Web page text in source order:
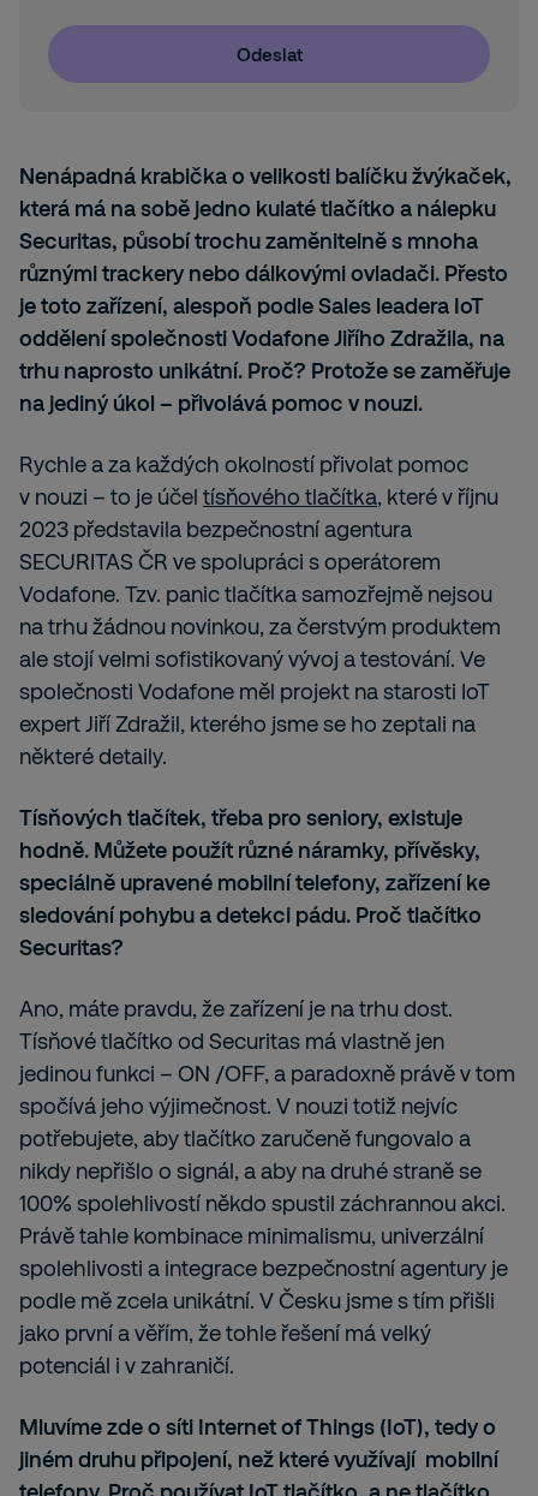
Nenápadná krabička o velikosti balíčku žvýkaček,
která má na sobě jedno kulaté tlačítko a nálepku
Securitas, působí trochu zaměnitelně s mnoha
různými trackery nebo dálkovými ovladači. Přesto
je toto zařízení, alespoň podle Sales leadera IoT
oddělení společnosti Vodafone Jiřího Zdražila, na
trhu naprosto unikátní. Proč? Protože se zaměřuje
na jediný úkol – přivolává pomoc v nouzi.
Rychle a za každých okolností přivolat pomoc
v nouzi – to je účel tísňového tlačítka, které v říjnu
2023 představila bezpečnostní agentura
SECURITAS ČR ve spolupráci s operátorem
Vodafone. Tzv. panic tlačítka samozřejmě nejsou
na trhu žádnou novinkou, za čerstvým produktem
ale stojí velmi sofistikovaný vývoj a testování. Ve
společnosti Vodafone měl projekt na starosti IoT
expert Jiří Zdražil, kterého jsme se ho zeptali na
některé detaily.
Tísňových tlačítek, třeba pro seniory, existuje
hodně. Můžete použít různé náramky, přívěsky,
speciálně upravené mobilní telefony, zařízení ke
sledování pohybu a detekci pádu. Proč tlačítko
Securitas?
Ano, máte pravdu, že zařízení je na trhu dost.
Tísňové tlačítko od Securitas má vlastně jen
jedinou funkci – ON /OFF, a paradoxně právě v tom
spočívá jeho výjimečnost. V nouzi totiž nejvíc
potřebujete, aby tlačítko zaručeně fungovalo a
nikdy nepřišlo o signál, a aby na druhé straně se
100% spolehlivostí někdo spustil záchrannou akci.
Právě tahle kombinace minimalismu, univerzální
spolehlivosti a integrace bezpečnostní agentury je
podle mě zcela unikátní. V Česku jsme s tím přišli
jako první a věřím, že tohle řešení má velký
potenciál i v zahraničí.
Mluvíme zde o síti Internet of Things (IoT), tedy o
jiném druhu připojení, než které využívají mobilní
Odeslat